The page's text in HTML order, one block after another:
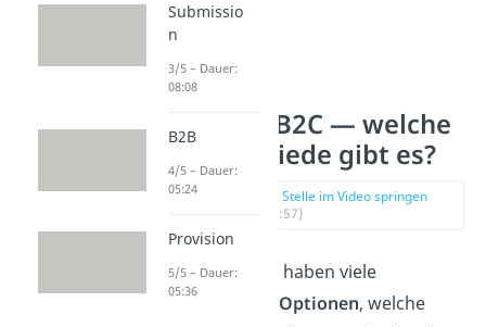
B2B und B2C — welche
Unterschiede gibt es?
zur Stelle im Video springen
(00:57)
Unternehmen haben viele
verschiedene Optionen, welche
Submissio
n
3/5 – Dauer:
08:08
B2B
4/5 – Dauer:
05:24
Provision
5/5 – Dauer:
05:36